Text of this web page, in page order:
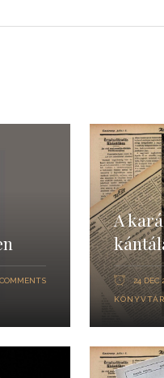
A
24 DEC
KÖNYVTÁR